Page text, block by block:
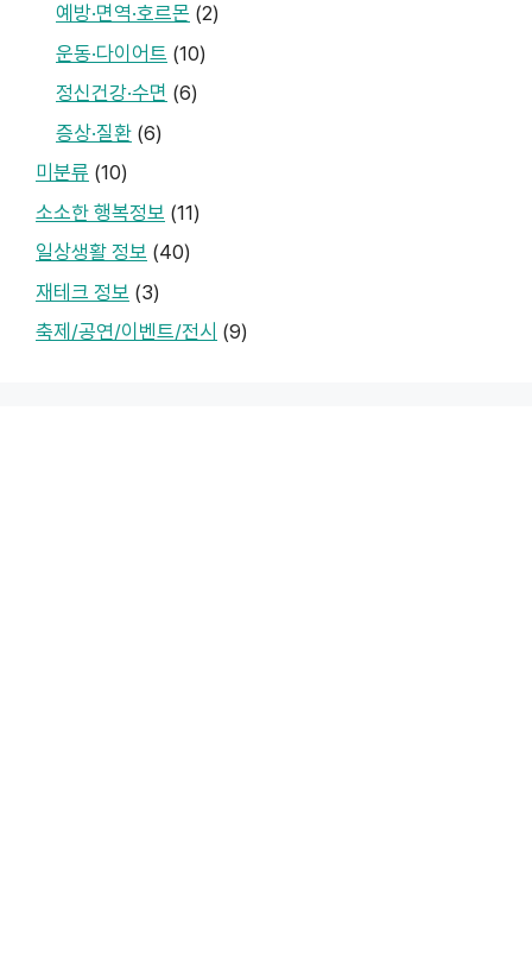
예방·면역·호르몬 (2)
운동·다이어트 (10)
정신건강·수면 (6)
증상·질환 (6)
미분류 (10)
소소한 행복정보 (11)
일상생활 정보 (40)
재테크 정보 (3)
축제/공연/이벤트/전시 (9)